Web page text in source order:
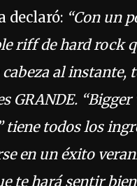
declaró: “Con un
riff de hard rock
al instante,
GRANDE.
tiene todos los
en un éxito
te hará sentir